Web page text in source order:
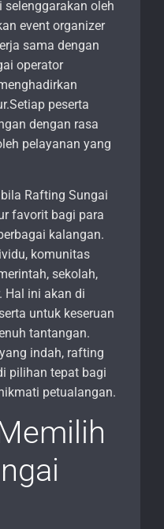
selenggarakan oleh
event organizer
sama dengan
operator
peserta
dengan rasa
pelayanan yang
Rafting Sungai
favorit bagi para
kalangan.
komunitas
sekolah,
Hal ini akan di
untuk keseruan
tantangan.
indah, rafting
pilihan tepat bagi
petualangan.